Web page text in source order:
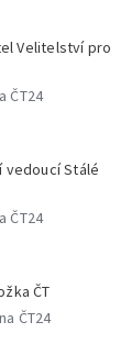
Velitelství pro
ČT24
vedoucí Stálé
ČT24
ČT
ČT24